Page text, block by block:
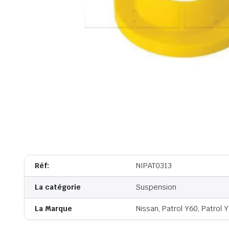
Réf: NIPAT0313
La catégorie Suspension
La Marque Nissan, Patrol Y60, Patrol